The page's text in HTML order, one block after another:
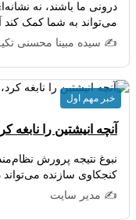
درونی ما باشند، نه
می‌تواند به شما کمک کند
✍️ سیده مبینا محسنی
آنچه انیشتین را نابغه
نبوغ نتیجه پرورش
کنجکاوی سازنده
✍️ مدیر سایت
خبر مهم اول